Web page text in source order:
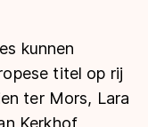
kunnen
titel op rij
ter Mors, Lara
Kerkhof